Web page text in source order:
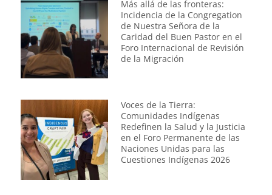
Más allá de las fronteras:
Incidencia de la Congregation
de Nuestra Señora de la
Caridad del Buen Pastor en el
Foro Internacional de Revisión
de la Migración
Voces de la Tierra:
Comunidades Indígenas
Redefinen la Salud y la Justicia
en el Foro Permanente de las
Naciones Unidas para las
Cuestiones Indígenas 2026